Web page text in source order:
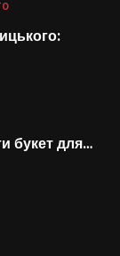
букет для…